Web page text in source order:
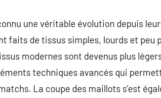
une véritable évolution depuis
faits de tissus simples, lourds et peu
modernes sont devenus plus
techniques avancés qui
La coupe des maillots s’est